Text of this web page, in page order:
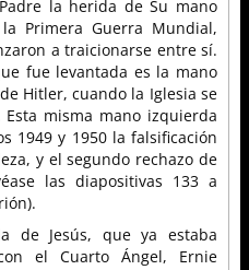
la herida de Su mano
Primera Guerra Mundial,
a traicionarse entre sí.
fue levantada es la mano
Hitler, cuando la Iglesia se
misma mano izquierda
1949 y 1950 la falsificación
y el segundo rechazo de
las diapositivas 133 a
de Jesús, que ya estaba
el Cuarto Ángel, Ernie